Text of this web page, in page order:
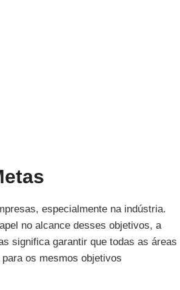
especialmente na indústria.
no alcance desses objetivos, a
significa garantir que todas as áreas
os mesmos objetivos